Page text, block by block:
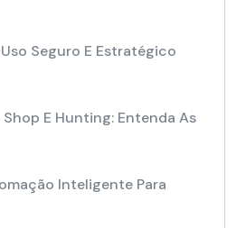
Seguro E Estratégico
E Hunting: Entenda As
Inteligente Para